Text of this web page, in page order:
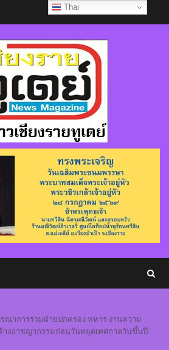
ณาการร่วมฝ่ายปกครอง ทหาร งานความ
างอาชญากรรมก่อนวันหยุดเทศกาลวันขึ้นปี
Thai